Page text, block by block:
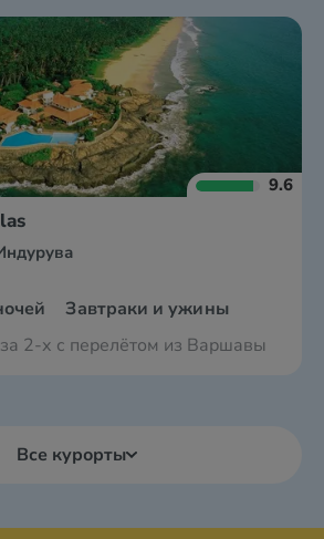
9.6
Завтраки и ужины
за 2-х с перелётом из Варшавы
Все курорты